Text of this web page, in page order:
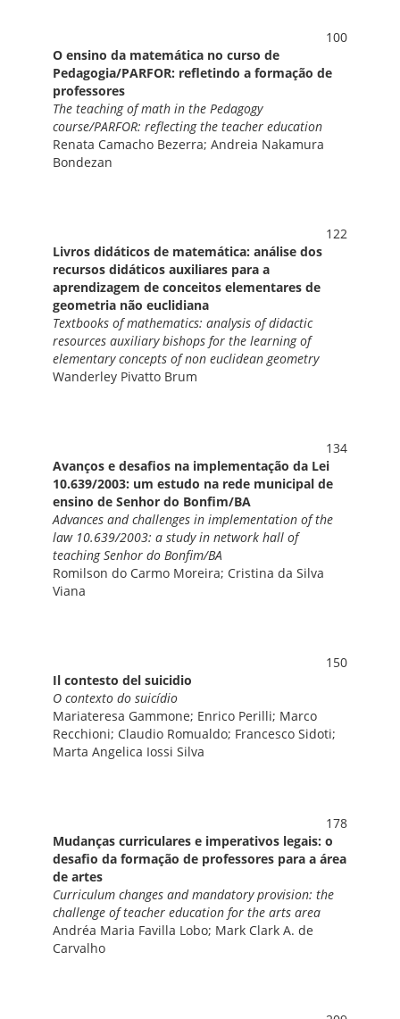
100
O ensino da matemática no curso de
Pedagogia/PARFOR: refletindo a formação de
professores
The teaching of math in the Pedagogy
course/PARFOR: reflecting the teacher education
Renata Camacho Bezerra; Andreia Nakamura
Bondezan
122
Livros didáticos de matemática: análise dos
recursos didáticos auxiliares para a
aprendizagem de conceitos elementares de
geometria não euclidiana
Textbooks of mathematics: analysis of didactic
resources auxiliary bishops for the learning of
elementary concepts of non euclidean geometry
Wanderley Pivatto Brum
134
Avanços e desafios na implementação da Lei
10.639/2003: um estudo na rede municipal de
ensino de Senhor do Bonfim/BA
Advances and challenges in implementation of the
law 10.639/2003: a study in network hall of
teaching Senhor do Bonfim/BA
Romilson do Carmo Moreira; Cristina da Silva
Viana
150
Il contesto del suicidio
O contexto do suicídio
Mariateresa Gammone; Enrico Perilli; Marco
Recchioni; Claudio Romualdo; Francesco Sidoti;
Marta Angelica Iossi Silva
178
Mudanças curriculares e imperativos legais: o
desafio da formação de professores para a área
de artes
Curriculum changes and mandatory provision: the
challenge of teacher education for the arts area
Andréa Maria Favilla Lobo; Mark Clark A. de
Carvalho